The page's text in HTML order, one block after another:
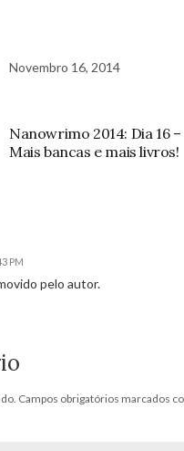
Novembro 16, 2014
Nanowrimo 2014: Dia 16 –
Mais bancas e mais livros!
PM
pelo autor.
Campos obrigatórios marcados